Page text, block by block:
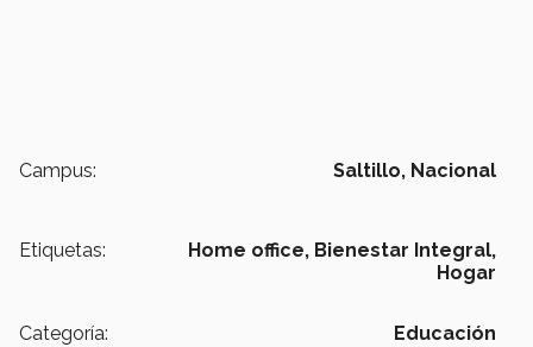
Campus: Saltillo, Nacional
Etiquetas: Home office, Bienestar Integral,
Hogar
Categoría: Educación